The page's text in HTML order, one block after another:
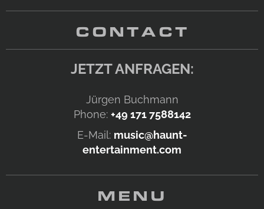
CONTACT
JETZT ANFRAGEN:
Jürgen Buchmann
Phone: +49 171 7588142
E-Mail: music@haunt-
entertainment.com
MENU